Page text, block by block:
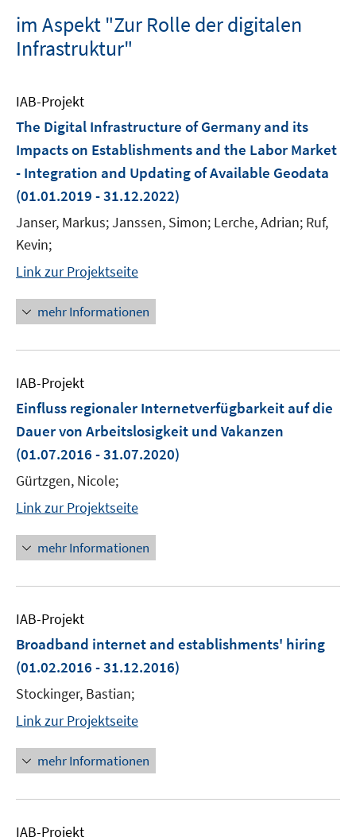
im Aspekt "Zur Rolle der digitalen
Infrastruktur"
IAB-Projekt
The Digital Infrastructure of Germany and its
Impacts on Establishments and the Labor Market
- Integration and Updating of Available Geodata
(01.01.2019 - 31.12.2022)
Janser, Markus; Janssen, Simon; Lerche, Adrian; Ruf,
Kevin;
Link zur Projektseite
mehr Informationen
IAB-Projekt
Einfluss regionaler Internetverfügbarkeit auf die
Dauer von Arbeitslosigkeit und Vakanzen
(01.07.2016 - 31.07.2020)
Gürtzgen, Nicole;
Link zur Projektseite
mehr Informationen
IAB-Projekt
Broadband internet and establishments' hiring
(01.02.2016 - 31.12.2016)
Stockinger, Bastian;
Link zur Projektseite
mehr Informationen
IAB-Projekt